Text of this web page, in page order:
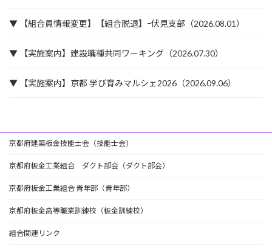
▼ 【組合員情報変更】【組合脱退】ｰ伏見支部（2026.08.01）
▼ 【実施案内】建設職種共同ワーキング（2026.07.30）
▼ 【実施案内】京都 学び育みマルシェ2026（2026.09.06）
京都府建築板金技能士会（技能士会）
京都府板金工業組合 ダクト部会（ダクト部会）
京都府板金工業組合 青年部（青年部）
京都府板金高等職業訓練校（板金訓練校）
組合関連リンク